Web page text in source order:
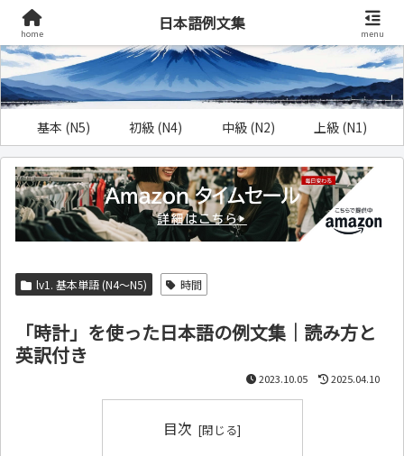
基本 (N5) 初級 (N4) 中級 (N2) 上級 (N1)
lv1. 基本単語 (N4～N5) 時間
「時計」を使った日本語の例文集｜読み方と
英訳付き
2023.10.05 2025.04.10
目次
home
日本語例文集
menu